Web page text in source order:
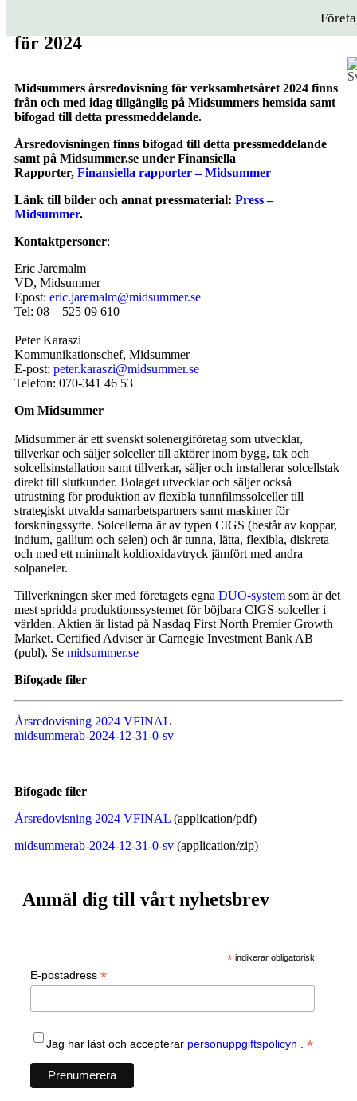
Midsummer publicerar årsredovisning
för 2024
Midsummers årsredovisning för verksamhetsåret 2024 finns
från och med idag tillgänglig på Midsummers hemsida samt
bifogad till detta pressmeddelande.
Årsredovisningen finns bifogad till detta pressmeddelande
samt på Midsummer.se under Finansiella
Rapporter, Finansiella rapporter – Midsummer
Länk till bilder och annat pressmaterial: Press –
Midsummer.
Kontaktpersoner:
Eric Jaremalm
VD, Midsummer
Epost: eric.jaremalm@midsummer.se
Tel: 08 – 525 09 610
Peter Karaszi
Kommunikationschef, Midsummer
E-post: peter.karaszi@midsummer.se
Telefon: 070-341 46 53
Om Midsummer
Midsummer är ett svenskt solenergiföretag som utvecklar,
tillverkar och säljer solceller till aktörer inom bygg, tak och
solcellsinstallation samt tillverkar, säljer och installerar solcellstak
direkt till slutkunder. Bolaget utvecklar och säljer också
utrustning för produktion av flexibla tunnfilmssolceller till
strategiskt utvalda samarbetspartners samt maskiner för
forskningssyfte. Solcellerna är av typen CIGS (består av koppar,
indium, gallium och selen) och är tunna, lätta, flexibla, diskreta
och med ett minimalt koldioxidavtryck jämfört med andra
solpaneler.
Tillverkningen sker med företagets egna DUO-system som är det
mest spridda produktionssystemet för böjbara CIGS-solceller i
världen. Aktien är listad på Nasdaq First North Premier Growth
Market. Certified Adviser är Carnegie Investment Bank AB
(publ). Se midsummer.se
Bifogade filer
Årsredovisning 2024 VFINAL
midsummerab-2024-12-31-0-sv
Bifogade filer
Årsredovisning 2024 VFINAL (application/pdf)
midsummerab-2024-12-31-0-sv (application/zip)
Anmäl dig till vårt nyhetsbrev
* indikerar obligatorisk
E-postadress *
Jag har läst och accepterar personuppgiftspolicyn *